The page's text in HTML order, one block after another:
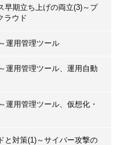
期立ち上げの両立(3)～プ
ラウド
運用管理ツール
運用管理ツール、運用自動
用管理ツール、仮想化・
対策(1)～サイバー攻撃の